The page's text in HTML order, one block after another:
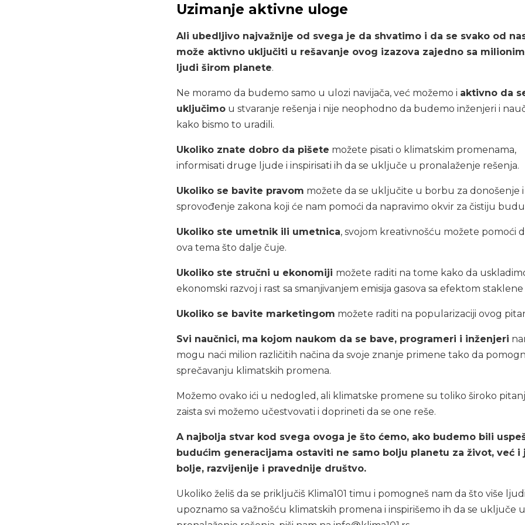
Uzimanje aktivne uloge
Ali ubedljivo najvažnije od svega je da shvatimo i da se svako od
može aktivno uključiti u rešavanje ovog izazova zajedno sa
ljudi širom planete.
Ne moramo da budemo samo u ulozi navijača, već možemo i aktivno da
uključimo u stvaranje rešenja i nije neophodno da budemo inženjeri i
kako bismo to uradili.
Ukoliko znate dobro da pišete možete pisati o klimatskim promenama,
informisati druge ljude i inspirisati ih da se uključe u pronalaženje rešenja.
Ukoliko se bavite pravom možete da se uključite u borbu za donošenje i
sprovođenje zakona koji će nam pomoći da napravimo okvir za čistiju
Ukoliko ste umetnik ili umetnica, svojom kreativnošću možete pomoći
ova tema što dalje čuje.
Ukoliko ste stručni u ekonomiji možete raditi na tome kako da
ekonomski razvoj i rast sa smanjivanjem emisija gasova sa efektom staklene
Ukoliko se bavite marketingom možete raditi na popularizaciji ovog
Svi naučnici, ma kojom naukom da se bave, programeri i inženjeri
mogu naći milion različitih načina da svoje znanje primene tako da
sprečavanju klimatskih promena.
Možemo ovako ići u nedogled, ali klimatske promene su toliko široko
zaista svi možemo učestvovati i doprineti da se one reše.
A najbolja stvar kod svega ovoga je što ćemo, ako budemo bili
budućim generacijama ostaviti ne samo bolju planetu za život, već i
bolje, razvijenije i pravednije društvo.
Ukoliko želiš da se priključiš Klima101 timu i pomogneš nam da što više ljudi
upoznamo sa važnošću klimatskih promena i inspirišemo ih da se uključe u